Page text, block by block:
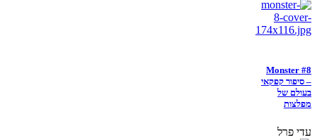
Monster #8
– סיפור קפקאי
בעולם של
מפלצות
עדי פרל